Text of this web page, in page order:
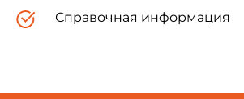
Справочная информация